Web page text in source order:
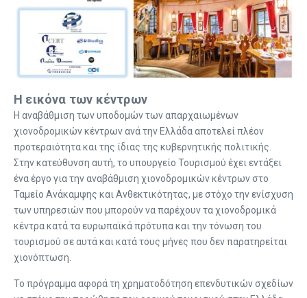
Η εικόνα των κέντρων
Η αναβάθμιση των υποδομών των απαρχαιωμένων
χιονοδρομικών κέντρων ανά την Ελλάδα αποτελεί πλέον
προτεραιότητα και της ίδιας της κυβερνητικής πολιτικής.
Στην κατεύθυνση αυτή, το υπουργείο Τουρισμού έχει εντάξει
ένα έργο για την αναβάθμιση χιονοδρομικών κέντρων στο
Ταμείο Ανάκαμψης και Ανθεκτικότητας, με στόχο την ενίσχυση
των υπηρεσιών που μπορούν να παρέχουν τα χιονοδρομικά
κέντρα κατά τα ευρωπαϊκά πρότυπα και την τόνωση του
τουρισμού σε αυτά και κατά τους μήνες που δεν παρατηρείται
χιονόπτωση.
Το πρόγραμμα αφορά τη χρηματοδότηση επενδυτικών σχεδίων